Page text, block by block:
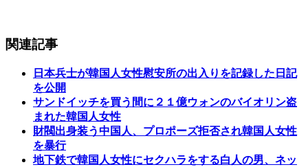
関連記事
日本兵士が韓国人女性慰安所の出入りを記録した日記
を公開
サンドイッチを買う間に２１億ウォンのバイオリン盗
まれた韓国人女性
財閥出身装う中国人、プロポーズ拒否され韓国人女性
を暴行
地下鉄で韓国人女性にセクハラをする白人の男、ネッ